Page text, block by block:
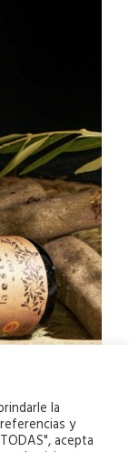
la
y
acepta